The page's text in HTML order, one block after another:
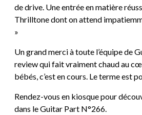
de drive. Une entrée en matière
Thrilltone dont on attend
»
Un grand merci à toute l’équipe de
review qui fait vraiment chaud au
bébés, c’est en cours. Le terme est
Rendez-vous en kiosque pour
dans le Guitar Part N°266.